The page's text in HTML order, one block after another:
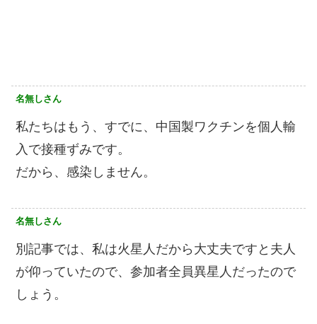
名無しさん
私たちはもう、すでに、中国製ワクチンを個人輸
入で接種ずみです。
だから、感染しません。
名無しさん
別記事では、私は火星人だから大丈夫ですと夫人
が仰っていたので、参加者全員異星人だったので
しょう。